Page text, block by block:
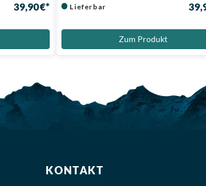
39,90 €* Lieferbar
Zum Produkt
KONTAKT